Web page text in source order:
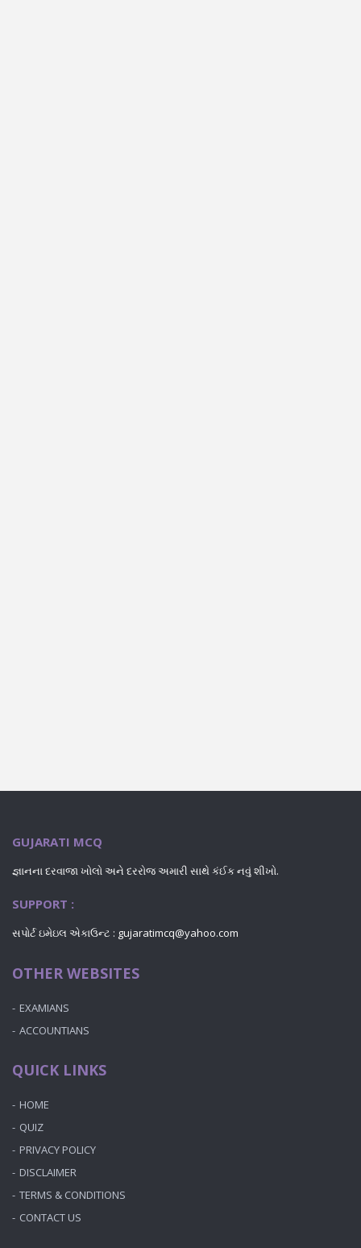
GUJARATI MCQ
જ્ઞાનના દરવાજા ખોલો અને દરરોજ અમારી સાથે કંઈક નવું શીખો.
SUPPORT :
સપોર્ટ ઇમેઇલ એકાઉન્ટ : gujaratimcq@yahoo.com
OTHER WEBSITES
EXAMIANS
ACCOUNTIANS
QUICK LINKS
HOME
QUIZ
PRIVACY POLICY
DISCLAIMER
TERMS & CONDITIONS
CONTACT US